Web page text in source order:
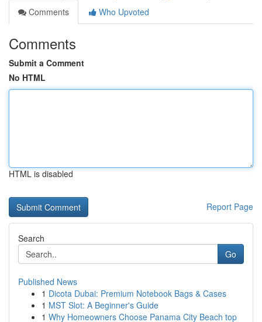
Comments
Who Upvoted
Comments
Submit a Comment
No HTML
HTML is disabled
Report Page
Search
Go
Published News
1 Dicota Dubai: Premium Notebook Bags & Cases
1 MST Slot: A Beginner's Guide
1 Why Homeowners Choose Panama City Beach top